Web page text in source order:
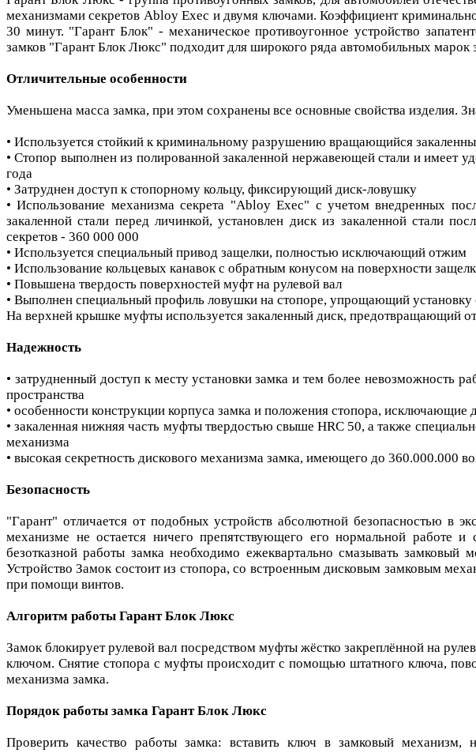
механизмами секретов Abloy Exec и двумя ключами. Коэффициент
30 минут. "Гарант Блок" - механическое противоугонное устройство
замков "Гарант Блок Люкс" подходит для широкого ряда автомобильных марок
Отличительные особенности
Уменьшена масса замка, при этом сохранены все основные свойства изделия.
• Используется стойкий к криминальному разрушению вращающийся
• Стопор выполнен из полированной закаленной нержавеющей стали и
года
• Затруднен доступ к стопорному кольцу, фиксирующий диск-ловушку
• Использование механизма секрета "Abloy Exec" с учетом внедренных
закаленной стали перед личинкой, установлен диск из закаленной стали
секретов - 360 000 000
• Используется специальный привод защелки, полностью исключающий отжим
• Использование кольцевых канавок с обратным конусом на поверхности
• Повышена твердость поверхностей муфт на рулевой вал
• Выполнен специальный профиль ловушки на стопоре, упрощающий установку
На верхней крышке муфты используется закаленный диск, предотвращающий
Надежность
• затрудненный доступ к месту установки замка и тем более невозможность
пространства
• особенности конструкции корпуса замка и положения стопора, исключающие
• закаленная нижняя часть муфты твердостью свыше HRC 50, а также
механизма
• высокая секретность дискового механизма замка, имеющего до 360.000.000
Безопасность
"Гарант" отличается от подобных устройств абсолютной безопасностью в
механизме не остается ничего препятствующего его нормальной работе
безотказной работы замка необходимо ежеквартально смазывать
Устройство Замок состоит из стопора, со встроенным дисковым замковым
при помощи винтов.
Алгоритм работы Гарант Блок Люкс
Замок блокирует рулевой вал посредством муфты жёстко закреплённой на
ключом. Снятие стопора с муфты происходит с помощью штатного ключа,
механизма замка.
Порядок работы замка Гарант Блок Люкс
Проверить качество работы замка: вставить ключ в замковый